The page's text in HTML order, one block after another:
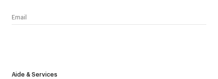
Aide & Services